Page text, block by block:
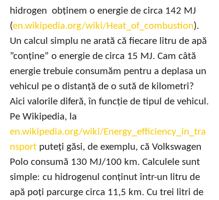
hidrogen obținem o energie de circa 142 MJ
(en.wikipedia.org/wiki/Heat_of_combustion).
Un calcul simplu ne arată că fiecare litru de apă
”conține” o energie de circa 15 MJ. Cam câtă
energie trebuie consumăm pentru a deplasa un
vehicul pe o distanță de o sută de kilometri?
Aici valorile diferă, în funcție de tipul de vehicul.
Pe Wikipedia, la
en.wikipedia.org/wiki/Energy_efficiency_in_tra
nsport puteți găsi, de exemplu, că Volkswagen
Polo consumă 130 MJ/100 km. Calculele sunt
simple: cu hidrogenul conținut într-un litru de
apă poți parcurge circa 11,5 km. Cu trei litri de